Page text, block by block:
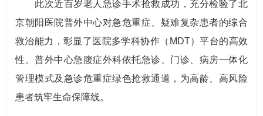
此次近百岁老人急诊手术抢救成功，充分检验了北
京朝阳医院普外中心对急危重症、疑难复杂患者的综合
救治能力，彰显了医院多学科协作（MDT）平台的高效
性。普外中心急腹症外科依托急诊、门诊、病房一体化
管理模式及急诊危重症绿色抢救通道，为高龄、高风险
患者筑牢生命保障线。